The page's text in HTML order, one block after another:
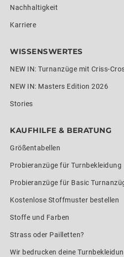
Nachhaltigkeit
Karriere
WISSENSWERTES
NEW IN: Turnanzüge mit Criss-
NEW IN: Masters Edition 2026
Stories
KAUFHILFE & BERATUNG
Größentabellen
Probieranzüge für Turnbekleidung
Probieranzüge für Basic
Kostenlose Stoffmuster bestellen
Stoffe und Farben
Strass oder Pailletten?
Wir bedrucken deine